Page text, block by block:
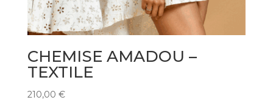
CHEMISE AMADOU –
TEXTILE
210,00 €